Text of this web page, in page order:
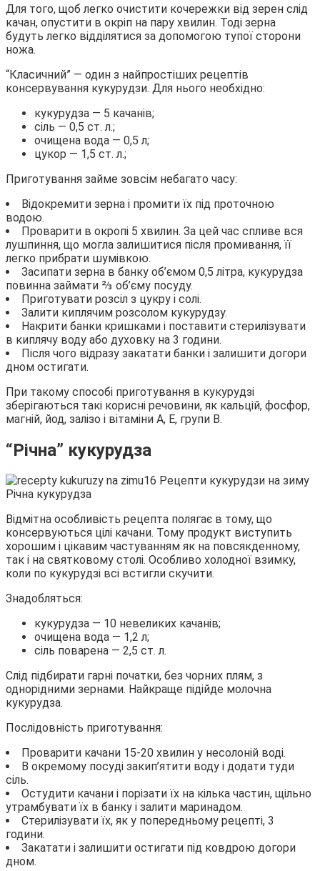
Для того, щоб легко очистити кочережки від зерен слід
качан, опустити в окріп на пару хвилин. Тоді зерна
будуть легко відділятися за допомогою тупої сторони
ножа.
“Класичний” — один з найпростіших рецептів
консервування кукурудзи. Для нього необхідно:
кукурудза — 5 качанів;
сіль — 0,5 ст. л.;
очищена вода — 0,5 л;
цукор — 1,5 ст. л.;
Приготування займе зовсім небагато часу:
Відокремити зерна і промити їх під проточною
водою.
Проварити в окропі 5 хвилин. За цей час спливе вся
лушпиння, що могла залишитися після промивання, її
легко прибрати шумівкою.
Засипати зерна в банку об’ємом 0,5 літра, кукурудза
повинна займати ⅔ об’єму посуду.
Приготувати розсіл з цукру і солі.
Залити киплячим розсолом кукурудзу.
Накрити банки кришками і поставити стерилізувати
в киплячу воду або духовку на 3 години.
Після чого відразу закатати банки і залишити догори
дном остигати.
При такому способі приготування в кукурудзі
зберігаються такі корисні речовини, як кальцій, фосфор,
магній, йод, залізо і вітаміни А, Е, групи В.
“Річна” кукурудза
Річна кукурудза
Відмітна особливість рецепта полягає в тому, що
консервуються цілі качани. Тому продукт виступить
хорошим і цікавим частуванням як на повсякденному,
так і на святковому столі. Особливо холодної взимку,
коли по кукурудзі всі встигли скучити.
Знадобляться:
кукурудза — 10 невеликих качанів;
очищена вода — 1,2 л;
сіль поварена — 2,5 ст. л.
Слід підбирати гарні початки, без чорних плям, з
однорідними зернами. Найкраще підійде молочна
кукурудза.
Послідовність приготування:
Проварити качани 15-20 хвилин у несолоній воді.
В окремому посуді закип’ятити воду і додати туди
сіль.
Остудити качани і порізати їх на кілька частин, щільно
утрамбувати їх в банку і залити маринадом.
Стерилізувати їх, як у попередньому рецепті, 3
години.
Закатати і залишити остигати під ковдрою догори
дном.